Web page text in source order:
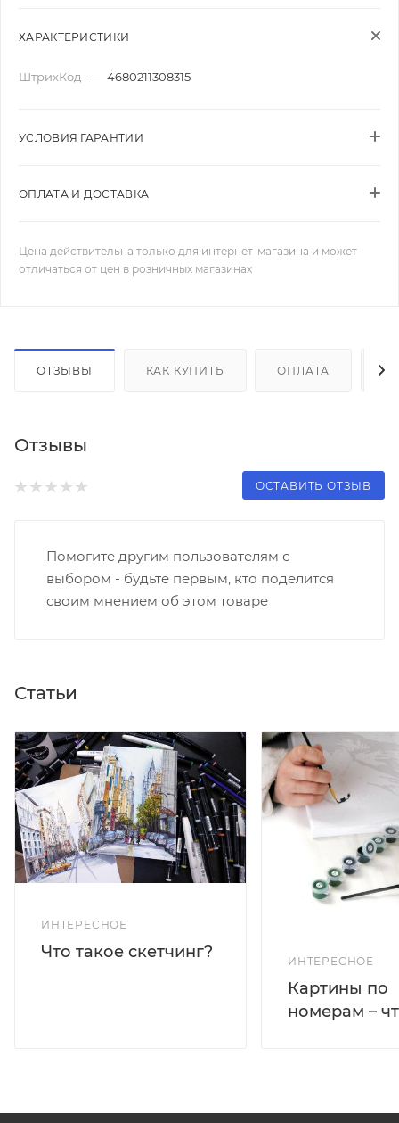
ХАРАКТЕРИСТИКИ
ШтрихКод — 4680211308315
УСЛОВИЯ ГАРАНТИИ
ОПЛАТА И ДОСТАВКА
Цена действительна только для интернет-магазина и может
отличаться от цен в розничных магазинах
ОТЗЫВЫ КАК КУПИТЬ ОПЛАТА
Отзывы
ОСТАВИТЬ ОТЗЫВ
Помогите другим пользователям с
выбором - будьте первым, кто поделится
своим мнением об этом товаре
Статьи
ИНТЕРЕСНОЕ
Что такое скетчинг?
ИНТЕРЕСНОЕ
Картины по
номерам –